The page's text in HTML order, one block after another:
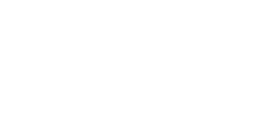
: www.georisques.gouv.fr.